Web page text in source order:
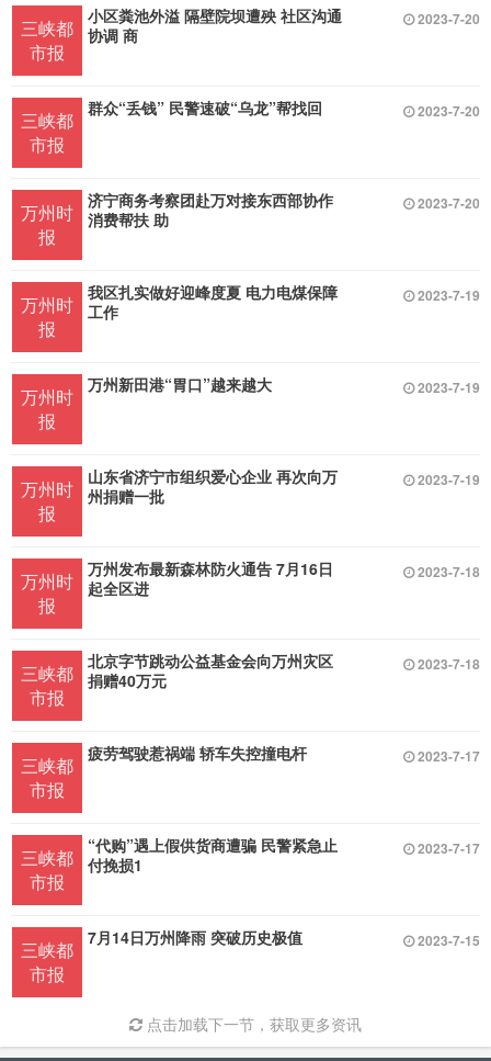
三峡都
市报
小区粪池外溢 隔壁院坝遭殃 社区沟通
协调 商
2023-7-20
三峡都
市报
群众“丢钱” 民警速破“乌龙”帮找回 2023-7-20
万州时
报
济宁商务考察团赴万对接东西部协作
消费帮扶 助
2023-7-20
万州时
报
我区扎实做好迎峰度夏 电力电煤保障
工作
2023-7-19
万州时
报
万州新田港“胃口”越来越大 2023-7-19
万州时
报
山东省济宁市组织爱心企业 再次向万
州捐赠一批
2023-7-19
万州时
报
万州发布最新森林防火通告 7月16日
起全区进
2023-7-18
三峡都
市报
北京字节跳动公益基金会向万州灾区
捐赠40万元
2023-7-18
三峡都
市报
疲劳驾驶惹祸端 轿车失控撞电杆 2023-7-17
三峡都
市报
“代购”遇上假供货商遭骗 民警紧急止
付挽损1
2023-7-17
三峡都
市报
7月14日万州降雨 突破历史极值 2023-7-15
点击加载下一节，获取更多资讯